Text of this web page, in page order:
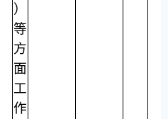
）
等
方
面
工
作